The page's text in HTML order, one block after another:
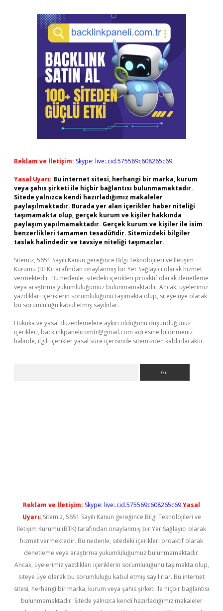
Reklam ve İletişim: Skype: live:.cid.575569c608265c69
Yasal Uyarı: Bu internet sitesi, herhangi bir marka, kurum
veya şahıs şirketi ile hiçbir bağlantısı bulunmamaktadır.
Sitede yalnızca kendi hazırladığımız makaleler
paylaşılmaktadır. Burada yer alan içerikler haber niteliği
taşımamakta olup, gerçek kurum ve kişiler hakkında
paylaşım yapılmamaktadır. Gerçek kurum ve kişiler ile isim
benzerlikleri tamamen tesadüfidir. Sitemizdeki bilgiler
taslak halindedir ve tavsiye niteliği taşımazlar.
Sitemiz, 5651 Sayılı Kanun gereğince Bilgi Teknolojileri ve İletişim
Kurumu (BTK) tarafından onaylanmış bir Yer Sağlayıcı olarak hizmet
vermektedir. Bu nedenle, sitedeki içerikleri proaktif olarak denetleme
veya araştırma yükümlülüğümüz bulunmamaktadır. Ancak, üyelerimiz
yazdıkları içeriklerin sorumluluğunu taşımakta olup, siteye üye olarak
bu sorumluluğu kabul etmiş sayılırlar.
Hukuka ve yasal düzenlemelere aykırı olduğunu düşündüğünüz
içerikleri, backlinkpanelicomtr@gmail.com adresine bildirmeniz
halinde, ilgili içerikler yasal süre içerisinde sitemizden kaldırılacaktır.
Reklam ve İletişim: Skype: live:.cid.575569c608265c69Yasal
Uyarı: Sitemiz, 5651 Sayılı Kanun gereğince Bilgi Teknolojileri ve
İletişim Kurumu (BTK) tarafından onaylanmış bir Yer Sağlayıcı olarak
hizmet vermektedir. Bu nedenle, sitedeki içerikleri proaktif olarak
denetleme veya araştırma yükümlülüğümüz bulunmamaktadır.
Ancak, üyelerimiz yazdıkları içeriklerin sorumluluğunu taşımakta olup,
siteye üye olarak bu sorumluluğu kabul etmiş sayılırlar. Bu internet
sitesi, herhangi bir marka, kurum veya şahıs şirketi ile hiçbir bağlantısı
bulunmamaktadır. Sitede yalnızca kendi hazırladığımız makaleler